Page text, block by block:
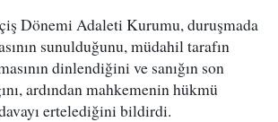
Dönemi Adaleti Kurumu, duruşmada
sunulduğunu, müdahil tarafın
dinlendiğini ve sanığın son
ardından mahkemenin hükmü
ertelediğini bildirdi.